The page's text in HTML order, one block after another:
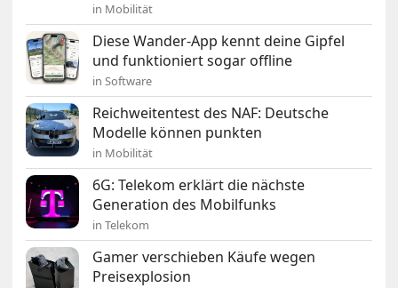
in Mobilität
Diese Wander-App kennt deine Gipfel
und funktioniert sogar offline
in Software
Reichweitentest des NAF: Deutsche
Modelle können punkten
in Mobilität
6G: Telekom erklärt die nächste
Generation des Mobilfunks
in Telekom
Gamer verschieben Käufe wegen
Preisexplosion